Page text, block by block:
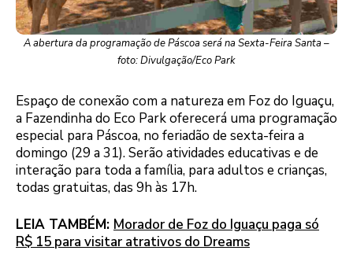
A abertura da programação de Páscoa será na Sexta-Feira Santa –
foto: Divulgação/Eco Park
Espaço de conexão com a natureza em Foz do Iguaçu,
a Fazendinha do Eco Park oferecerá uma programação
especial para Páscoa, no feriadão de sexta-feira a
domingo (29 a 31). Serão atividades educativas e de
interação para toda a família, para adultos e crianças,
todas gratuitas, das 9h às 17h.
LEIA TAMBÉM: Morador de Foz do Iguaçu paga só
R$ 15 para visitar atrativos do Dreams